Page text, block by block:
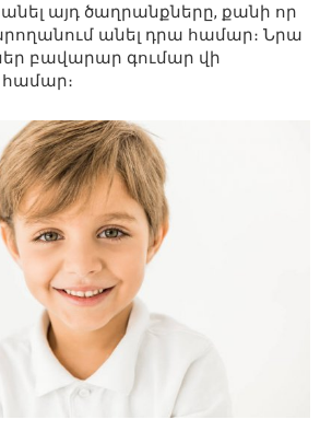
այդ ծաղրանքները, քանի որ
անել դրա համար։ Նրա
բավարար գումար վի